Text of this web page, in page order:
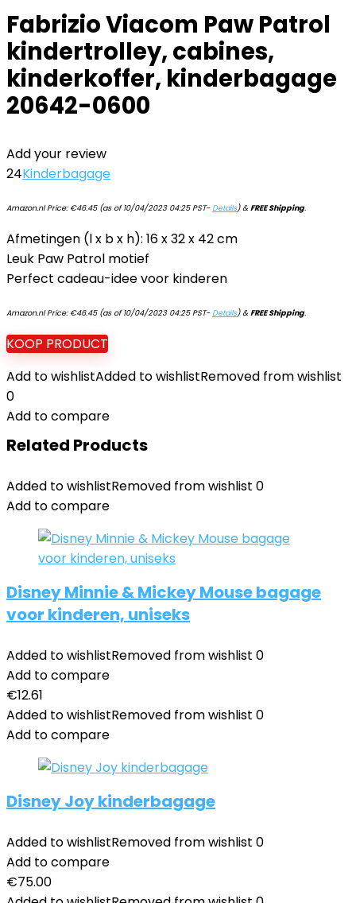
Fabrizio Viacom Paw Patrol
kindertrolley, cabines,
kinderkoffer, kinderbagage
20642-0600
Add your review
24Kinderbagage
Amazon.nl Price: €46.45(as of 10/04/2023 04:25 PST-Details)&FREE Shipping.
Afmetingen (l x b x h): 16 x 32 x 42 cm
Leuk Paw Patrol motief
Perfect cadeau-idee voor kinderen
Amazon.nl Price: €46.45(as of 10/04/2023 04:25 PST-Details)&FREE Shipping.
KOOP PRODUCT
Add to wishlistAdded to wishlistRemoved from wishlist
0
Add to compare
Related Products
Added to wishlistRemoved from wishlist 0
Add to compare
Disney Minnie & Mickey Mouse bagage
voor kinderen, uniseks
Added to wishlistRemoved from wishlist 0
Add to compare
€12.61
Added to wishlistRemoved from wishlist 0
Add to compare
Disney Joy kinderbagage
Added to wishlistRemoved from wishlist 0
Add to compare
€75.00